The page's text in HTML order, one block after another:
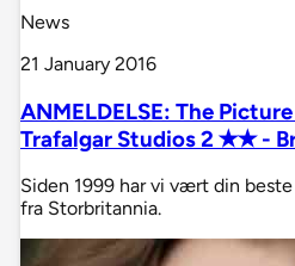
News
21 January 2016
ANMELDELSE: The
Trafalgar Studios 2 ✭✭ -
Siden 1999 har vi vært din
fra Storbritannia.